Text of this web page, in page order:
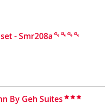
- Smr208a
By Geh Suites